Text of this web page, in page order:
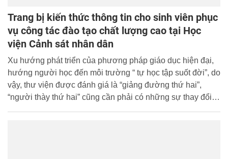
Trang bị kiến thức thông tin cho sinh viên phục
vụ công tác đào tạo chất lượng cao tại Học
viện Cảnh sát nhân dân
Xu hướng phát triển của phương pháp giáo dục hiện đại,
hướng người học đến môi trường “ tự học tập suốt đời”, do
vậy, thư viện được đánh giá là “giảng đường thứ hai”,
“người thày thứ hai” cũng cần phải có những sự thay đổi